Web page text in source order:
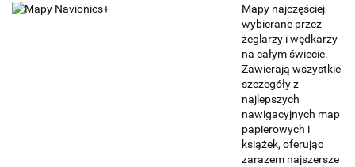
Mapy najczęściej
wybierane przez
żeglarzy i wędkarzy
na całym świecie.
Zawierają wszystkie
szczegóły z
najlepszych
nawigacyjnych map
papierowych i
książek, oferując
zarazem najszersze